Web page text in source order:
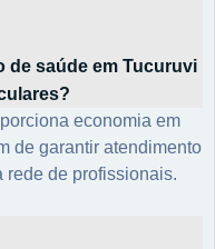
de saúde em Tucuruvi
economia em
de garantir atendimento
rede de profissionais.